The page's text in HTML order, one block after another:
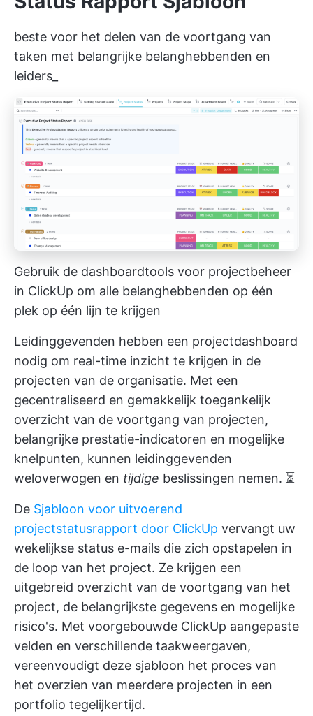
beste voor het delen van de voortgang van
taken met belangrijke belanghebbenden en
leiders_
Gebruik de dashboardtools voor projectbeheer
in ClickUp om alle belanghebbenden op één
plek op één lijn te krijgen
Leidinggevenden hebben een projectdashboard
nodig om real-time inzicht te krijgen in de
projecten van de organisatie. Met een
gecentraliseerd en gemakkelijk toegankelijk
overzicht van de voortgang van projecten,
belangrijke prestatie-indicatoren en mogelijke
knelpunten, kunnen leidinggevenden
weloverwogen en tijdige beslissingen nemen. ⏳
De Sjabloon voor uitvoerend
projectstatusrapport door ClickUp vervangt uw
wekelijkse status e-mails die zich opstapelen in
de loop van het project. Ze krijgen een
uitgebreid overzicht van de voortgang van het
project, de belangrijkste gegevens en mogelijke
risico's. Met voorgebouwde ClickUp aangepaste
velden en verschillende taakweergaven,
vereenvoudigt deze sjabloon het proces van
het overzien van meerdere projecten in een
portfolio tegelijkertijd.